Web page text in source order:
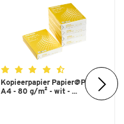
Kopieerpapier Papier@Print -
A4 - 80 g/m² - wit - ...